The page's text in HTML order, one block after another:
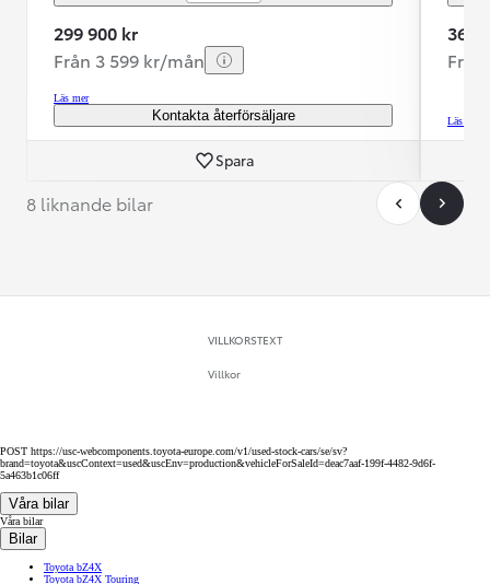
299 900 kr
Från 3 599 kr/mån
Läs mer
Kontakta återförsäljare
Spara
364
Läs mer
8 liknande bilar
VILLKORSTEXT
Villkor
POST https://usc-webcomponents.toyota-europe.com/v1/used-stock-cars/se/sv?
brand=toyota&uscContext=used&uscEnv=production&vehicleForSaleId=deac7aaf-199f-4482-9d6f-
5a463b1c06ff
Våra bilar
Våra bilar
Bilar
Toyota bZ4X
Toyota bZ4X Touring